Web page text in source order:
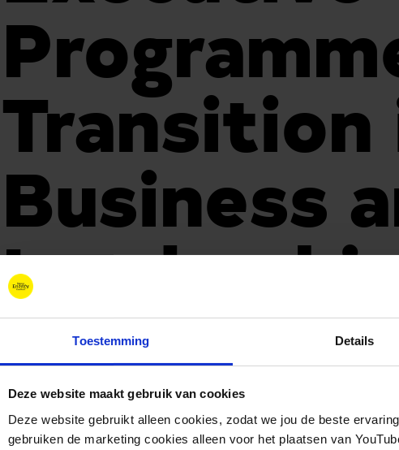
Toestemming Details
Deze website maakt gebruik van cookies
Deze website gebruikt alleen cookies, zodat we jou de beste
gebruiken de marketing cookies alleen voor het plaatsen van
Transition
Business